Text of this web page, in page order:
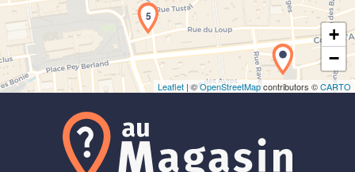
5
+
−
Leaflet | ©OpenStreetMapcontributors ©CARTO